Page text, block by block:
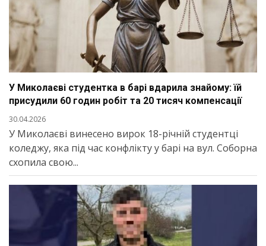
У Миколаєві студентка в барі вдарила знайому: їй
присудили 60 годин робіт та 20 тисяч компенсації
30.04.2026
У Миколаєві винесено вирок 18-річній студентці
коледжу, яка під час конфлікту у барі на вул. Соборна
схопила свою...